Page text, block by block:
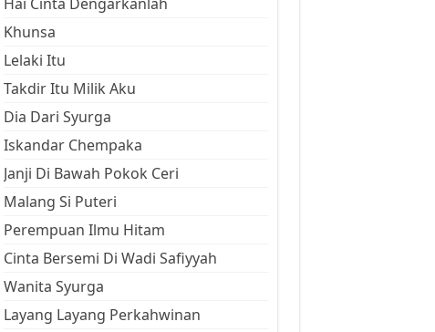
Khunsa
Lelaki Itu
Takdir Itu Milik Aku
Dia Dari Syurga
Iskandar Chempaka
Janji Di Bawah Pokok Ceri
Malang Si Puteri
Perempuan Ilmu Hitam
Cinta Bersemi Di Wadi Safiyyah
Wanita Syurga
Layang Layang Perkahwinan